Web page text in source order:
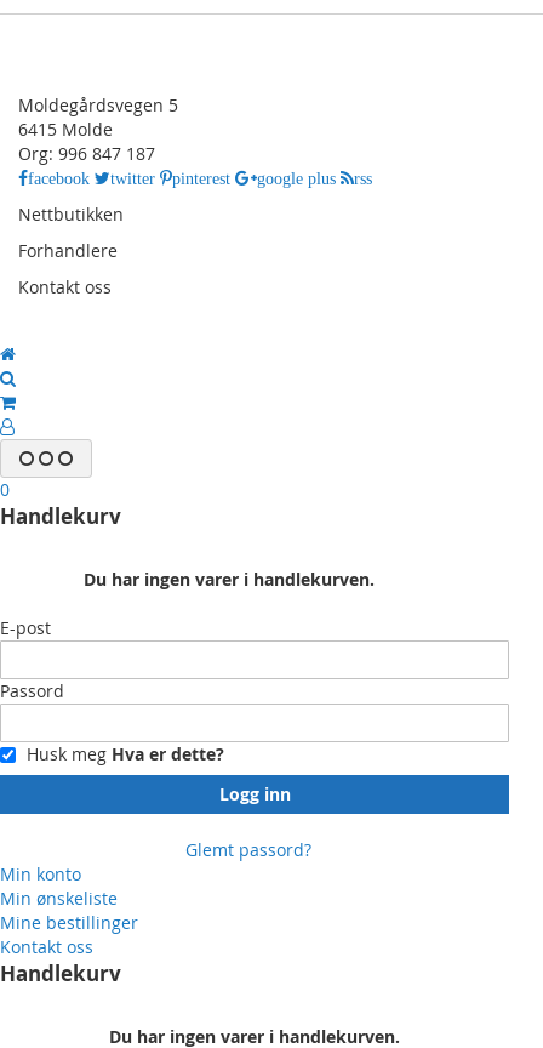
Moldegårdsvegen 5
6415 Molde
Org: 996 847 187
facebook twitter pinterest google plus rss
Nettbutikken
Forhandlere
Kontakt oss
0
Handlekurv
Du har ingen varer i handlekurven.
E-post
Passord
Husk meg Hva er dette?
Logg inn
Glemt passord?
Min konto
Min ønskeliste
Mine bestillinger
Kontakt oss
Handlekurv
Du har ingen varer i handlekurven.